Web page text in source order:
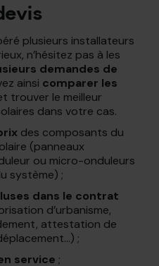
plusieurs installateurs
n’hésitez pas à les
demandes de
ainsi comparer les
trouver le meilleur
dans votre cas.
des composants du
(panneaux
ou micro-onduleurs
système) ;
dans le contrat
d’urbanisme,
attestation de
;
service ;